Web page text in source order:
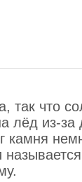
так что
из-за